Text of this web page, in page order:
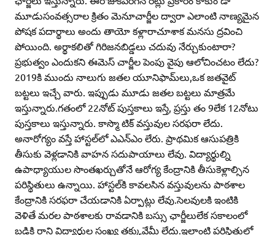
మూడుసంవత్సరాల క్రితం మెనూచార్జీల ద్వారా ఎలాంటి నాణ్యమైన
పోషక పదార్థాలు అందు తాయో కళ్లారాచూశాక మనసు ద్రవించి
పోయింది. అర్థాకలితో గిరిజనబిడ్డలు చదువు నేర్చుకుంటారా?
ప్రభుత్వం ఎందుకని ఈమెస్‌ చార్జీల పెంపు వైపు ఆలోచించటం లేదు?
2019కి ముందు నాలుగు జతల యూనిఫామ్‌లు,ఒక జతవైట్‌
బట్టలు ఇచ్చే వారు. ఇప్పుడు మూడు జతల బట్టలు మాత్రమే
ఇస్తున్నారు.గతంలో 22నోట్‌ పుస్తకాలు ఇస్తే, ప్రస్తు తం 9లేక 12నోటు
పుస్తకాలు ఇస్తున్నారు. కాస్మొ టిక్‌ వస్తువుల సరఫరా లేదు.
అనారోగ్యం వస్తే హాస్టల్‌లో ఎఎన్‌ఎం లేరు. ప్రాథమిక ఆసుపత్రికి
తీసుకు వెళ్లడానికి వాహన సదుపాయాలు లేవు. విద్యార్థుల్ని
ఉపాధ్యాయుల సొంతఖర్చుతోనే ఆరోగ్య కేంద్రానికి తీసుకెళ్లాల్సిన
పరిస్థితులు ఉన్నాయి. హాస్టల్‌కి కావలసిన వస్తువులను పాఠశాల
కేంద్రానికి సరఫరా చేయడానికి ఏర్పాట్లు లేవు.సెలవులకి ఇంటికి
వెళితే మరల పాఠశాలకు రావడానికి బస్సు ఛార్జీలులేక సకాలంలో
బడికి రాని విద్యార్థుల సంఖ్య తక్కువేమీ లేదు.ఇలాంటి పరిస్థితుల్లో